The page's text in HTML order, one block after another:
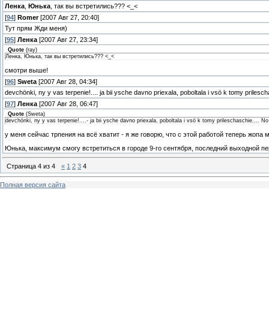
Ленка
Юнька , так вы встретились??? <_<
[94] Romer[2007 Авг 27, 20:40]
Тут прям Жди меня)
[95] Ленка [2007 Авг 27, 23:34]
Quote (ray)
Ленка, Юнька, так вы встретились??? <_<
смотри выше!
[96] Sweta [2007 Авг 28, 04:34]
devchönki, ny y vas terpenie!.... ja bii ysche davno priexala, poboltala i vsö k tomy
[97] Ленка [2007 Авг 28, 06:47]
Quote (Sweta)
devchönki, ny y vas terpenie!....- ja bii ysche davno priexala, poboltala i vsö k tomy prileschaschie....
у меня сейчас трпения на всё хватит - я же говорю, что с этой работой теперь жопа
Юнька, максимум смогу встретиться в городе 9-го сентября, последний выходной
Страница 4 из 4 « 1 2 3 4
Полная версия сайта